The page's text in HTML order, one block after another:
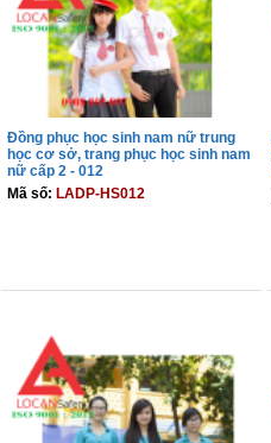
Đồng phục học sinh nam nữ trung
học cơ sở, trang phục học sinh nam
nữ cấp 2 - 012
Mã số: LADP-HS012